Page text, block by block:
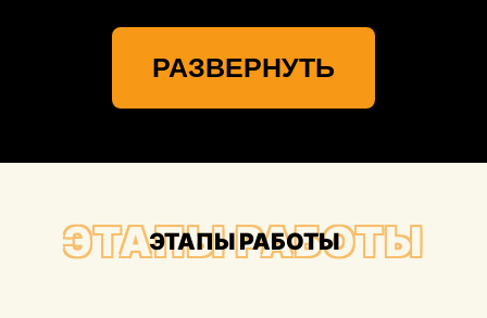
Toyota (Тойтота)
«ДетейлингофЪ» предлагает Вам в
специалисты из центра кузовного
Ваш автомобиль ждут только опытные
специалисты, а также лучшее
оборудование Москвы.
РАЗВЕРНУТЬ
ЭТАПЫ РАБОТЫ
ЭТАПЫ РАБОТЫ